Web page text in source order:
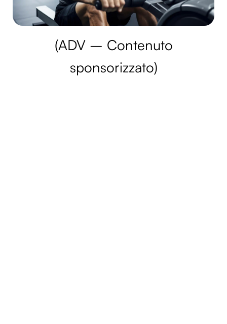
(ADV – Contenuto
sponsorizzato)